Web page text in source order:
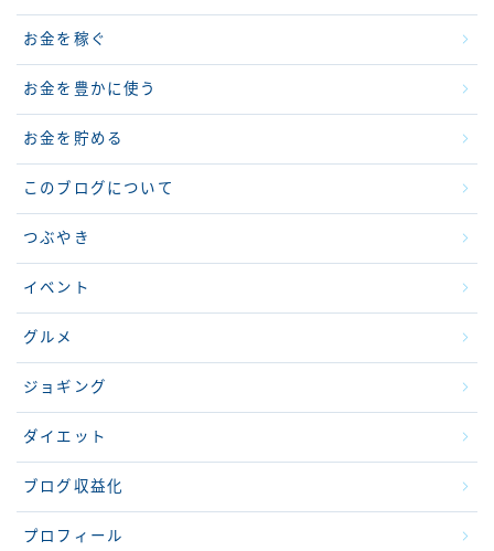
お金を稼ぐ
お金を豊かに使う
お金を貯める
このブログについて
つぶやき
イベント
グルメ
ジョギング
ダイエット
ブログ収益化
プロフィール